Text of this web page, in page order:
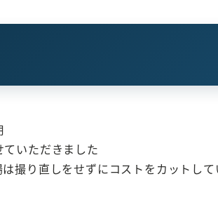
いただきました
撮り直しをせずにコストをカットして